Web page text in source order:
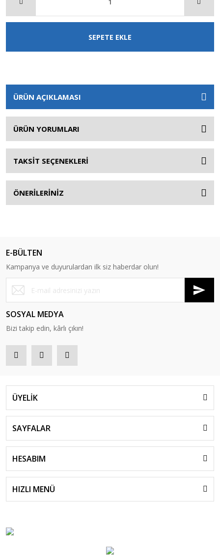
SEPETE EKLE
ÜRÜN AÇIKLAMASI
ÜRÜN YORUMLARI
TAKSİT SEÇENEKLERİ
ÖNERİLERİNİZ
E-BÜLTEN
Kampanya ve duyurulardan ilk siz haberdar olun!
SOSYAL MEDYA
Bizi takip edin, kârlı çıkın!
ÜYELİK
SAYFALAR
HESABIM
HIZLI MENÜ